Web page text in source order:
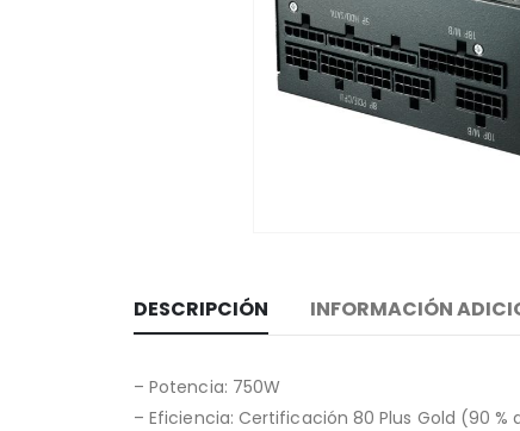
DESCRIPCIÓN INFORMACIÓN
– Potencia: 750W
– Eficiencia: Certificación 80 Plus Gold (90